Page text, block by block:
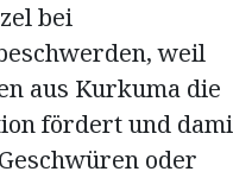
bei
weil
aus Kurkuma die
fördert und
oder